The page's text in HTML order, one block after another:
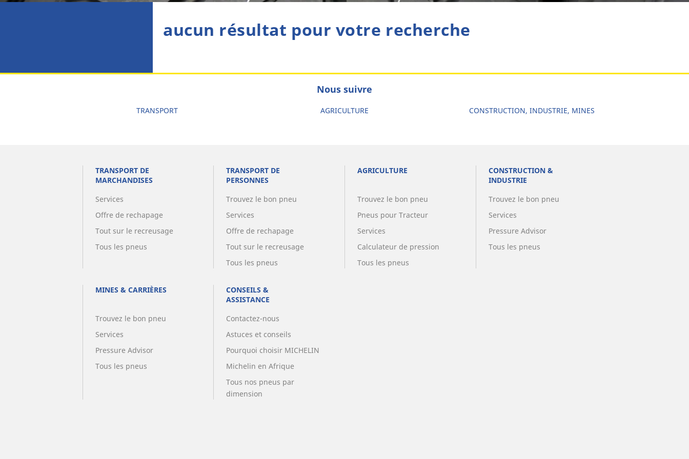
aucun résultat pour votre recherche
Nous suivre
TRANSPORT AGRICULTURE CONSTRUCTION, INDUSTRIE, MINES
TRANSPORT DE
MARCHANDISES
Services
Offre de rechapage
Tout sur le recreusage
Tous les pneus
TRANSPORT DE
PERSONNES
Trouvez le bon pneu
Services
Offre de rechapage
Tout sur le recreusage
Tous les pneus
AGRICULTURE
Trouvez le bon pneu
Pneus pour Tracteur
Services
Calculateur de pression
Tous les pneus
CONSTRUCTION &
INDUSTRIE
Trouvez le bon pneu
Services
Pressure Advisor
Tous les pneus
MINES & CARRIÈRES
Trouvez le bon pneu
Services
Pressure Advisor
Tous les pneus
CONSEILS &
ASSISTANCE
Contactez-nous
Astuces et conseils
Pourquoi choisir MICHELIN
Michelin en Afrique
Tous nos pneus par
dimension